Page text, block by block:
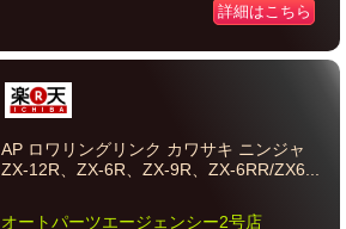
詳細はこちら
AP ロワリングリンク カワサキ ニンジャ
ZX-12R、ZX-6R、ZX-9R、ZX-6RR/ZX6...
オートパーツエージェンシー2号店